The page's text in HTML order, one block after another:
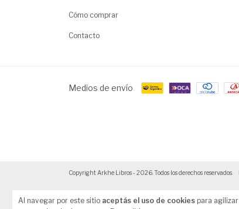
Al navegar por este sitio aceptás el uso de cookies para agilizar
Cómo comprar
Contacto
Medios de envío
Copyright Arkhe Libros - 2026. Todos los derechos reservados.